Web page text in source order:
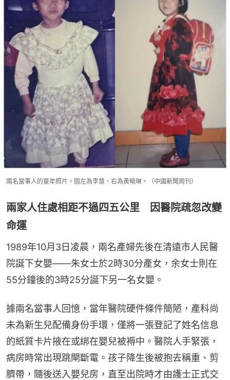
兩名當事人的童年照片。圖左為李慧，右為黃曉琳。（中國新聞周刊）
兩家人住處相距不過四五公里 因醫院疏忽改變
命運
1989年10月3日凌晨，兩名產婦先後在清遠市人民醫
院誕下女嬰——朱女士於2時30分產女，余女士則在
55分鐘後的3時25分誕下另一名女嬰。
據兩名當事人回憶，當年醫院硬件條件簡陋，產科尚
未為新生兒配備身份手環，僅將一張登記了姓名信息
的紙質卡片掖在或綁在嬰兒被褥中。醫院人手緊張，
病房時常出現跳閘斷電。孩子降生後被抱去稱重、剪
臍帶，隨後送入嬰兒房，直至出院時才由護士正式交